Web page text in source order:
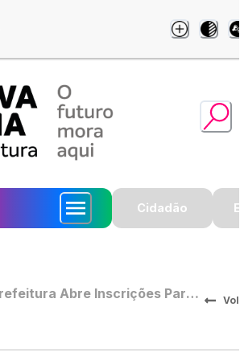
Cidadão
Abre Inscrições Para